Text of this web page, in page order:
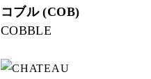
コブル (COB)
COBBLE